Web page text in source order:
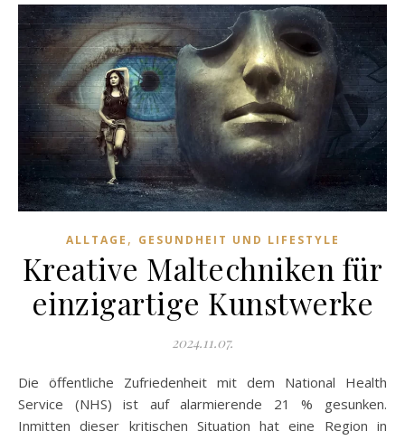
ALLTAGE , GESUNDHEIT UND LIFESTYLE
Kreative Maltechniken für
einzigartige Kunstwerke
2024.11.07.
Die öffentliche Zufriedenheit mit dem National Health
Service (NHS) ist auf alarmierende 21 % gesunken.
Inmitten dieser kritischen Situation hat eine Region in